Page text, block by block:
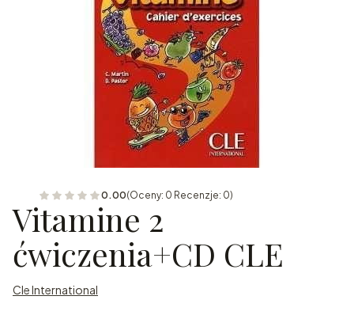
0.00(Oceny: 0 Recenzje: 0)
Vitamine 2
ćwiczenia+CD CLE
Cle International